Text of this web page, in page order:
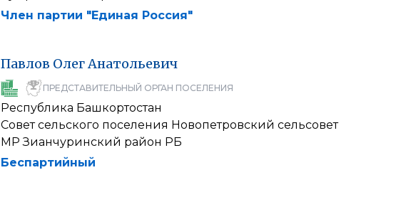
Член партии "Единая Россия"
Павлов ОлегАнатольевич
ПРЕДСТАВИТЕЛЬНЫЙ ОРГАН ПОСЕЛЕНИЯ
Республика Башкортостан
Совет сельского поселения Новопетровский сельсовет
МР Зианчуринский район РБ
Беспартийный